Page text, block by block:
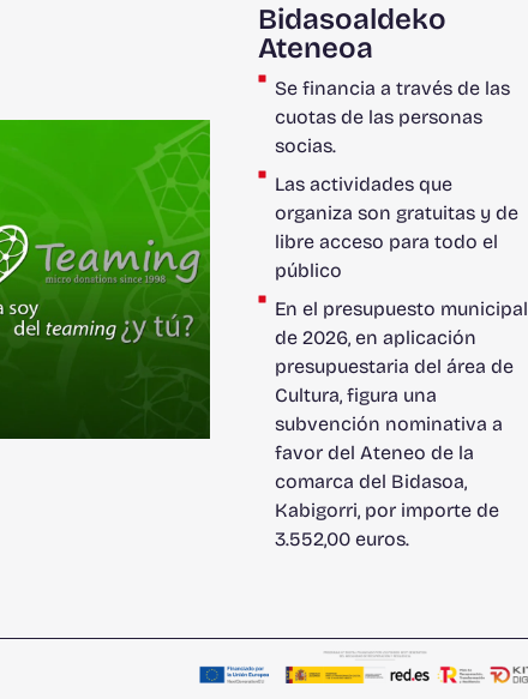
Bidasoaldeko
Ateneoa
Se financia a través de las
cuotas de las personas
socias.
Las actividades que
organiza son gratuitas y de
libre acceso para todo el
público
En el presupuesto municipal
de 2026, en aplicación
presupuestaria del área de
Cultura, figura una
subvención nominativa a
favor del Ateneo de la
comarca del Bidasoa,
Kabigorri, por importe de
3.552,00 euros.